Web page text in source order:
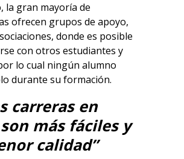
la gran mayoría de
ofrecen grupos de apoyo,
donde es posible
con otros estudiantes y
lo cual ningún alumno
durante su formación.
carreras en
más fáciles y
calidad”